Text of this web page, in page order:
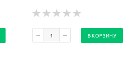
В КОРЗИНУ